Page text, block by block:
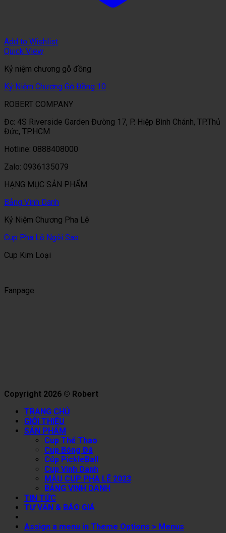
Add to Wishlist
Quick View
Kỷ niệm chương gỗ đồng
Kỷ Niệm Chương Gỗ Đồng 10
ROBERT COMPANY
Đc: 4S Riverside Garden Đường 17, P. Hiệp Bình Chánh, TP.Thủ
Đức, TP.HCM
Hotline: 0888408000
Zalo: 0936135079
HẠNG MỤC SẢN PHẨM
Bảng Vinh Danh
Kỷ Niệm Chương Pha Lê
Cup Pha Lê Ngôi Sao
Cup Kim Loại
Fanpage
Copyright 2026 © Robert
TRANG CHỦ
GIỚI THIỆU
SẢN PHẨM
Cup Thể Thao
Cup Bóng Đá
Cúp PickleBall
Cup Vinh Danh
MẪU CUP PHA LÊ 2023
BẢNG VINH DANH
TIN TỨC
TƯ VẤN & BÁO GIÁ
Assign a menu in Theme Options > Menus